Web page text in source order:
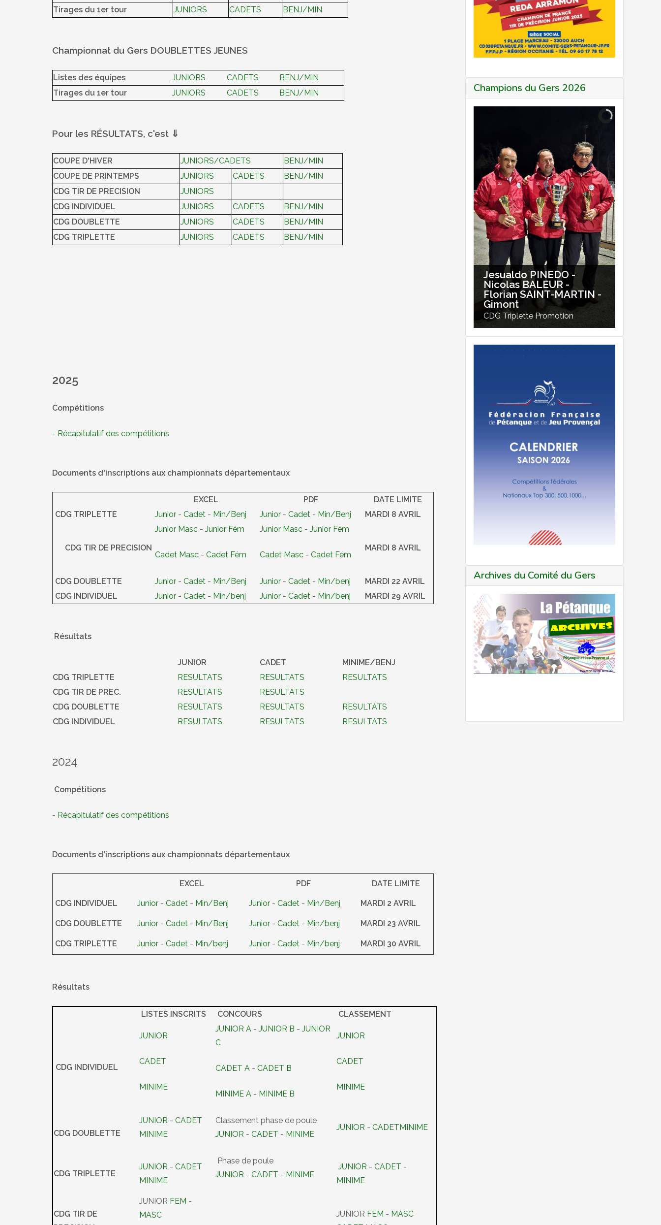
Champions du Gers 2026
Jesualdo PINEDO -
Nicolas BALEUR -
Florian SAINT-MARTIN -
Gimont
CDG Triplette Promotion
Archives du Comité du Gers
Tirages du 1er tour
JUNIORS CADETS BENJ/MIN
Championnat du Gers DOUBLETTES JEUNES
Listes des équipes JUNIORS CADETS
BENJ/MIN
Tirages du 1er tour
JUNIORS CADETS BENJ/MIN
Pour les RÉSULTATS, c'est ⇓
COUPE D'HIVER JUNIORS/CADETS
BENJ/MIN
COUPE DE PRINTEMPS
JUNIORS CADETS
BENJ/MIN
CDG TIR DE PRECISION
JUNIORS
CDG INDIVIDUEL
JUNIORS CADETS
BENJ/MIN
CDG DOUBLETTE
JUNIORS CADETS
BENJ/MIN
CDG TRIPLETTE
JUNIORS CADETS BENJ/MIN
2025
Compétitions
- Récapitulatif des compétitions
Documents d'inscriptions aux championnats départementaux
EXCEL PDF
DATE LIMITE
CDG TRIPLETTE
Junior - Cadet - Min/Benj Junior - Cadet - Min/Benj MARDI 8 AVRIL
CDG TIR DE PRECISION
Junior Masc - Junior Fém
Cadet Masc - Cadet Fém
Junior Masc - Junior Fém
Cadet Masc - Cadet Fém
MARDI 8 AVRIL
CDG DOUBLETTE Junior - Cadet - Min/Benj Junior - Cadet - Min/benj
MARDI 22 AVRIL
CDG INDIVIDUEL
Junior - Cadet - Min/benj Junior - Cadet - Min/benj MARDI 29 AVRIL
Résultats
JUNIOR CADET
MINIME/BENJ
CDG TRIPLETTE
RESULTATS RESULTATS
RESULTATS
CDG TIR DE PREC.
RESULTATS
RESULTATS
CDG DOUBLETTE
RESULTATS RESULTATS
RESULTATS
CDG INDIVIDUEL
RESULTATS RESULTATS RESULTATS
2024
Compétitions
- Récapitulatif des compétitions
Documents d'inscriptions aux championnats départementaux
EXCEL PDF DATE LIMITE
CDG INDIVIDUEL Junior - Cadet - Min/Benj Junior - Cadet - Min/Benj MARDI 2 AVRIL
CDG DOUBLETTE Junior - Cadet - Min/Benj Junior - Cadet - Min/benj MARDI 23 AVRIL
CDG TRIPLETTE Junior - Cadet - Min/benj Junior - Cadet - Min/benj MARDI 30 AVRIL
Résultats
LISTES INSCRITS CONCOURS CLASSEMENT
CDG INDIVIDUEL
JUNIOR
CADET
MINIME
JUNIOR A - JUNIOR B - JUNIOR
C
CADET A - CADET B
MINIME A - MINIME B
JUNIOR
CADET
MINIME
CDG DOUBLETTE
JUNIOR - CADET
MINIME
Classement phase de poule
JUNIOR - CADET - MINIME
JUNIOR - CADETMINIME
CDG TRIPLETTE
JUNIOR - CADET
MINIME
Phase de poule
JUNIOR - CADET - MINIME
JUNIOR - CADET -
MINIME
CDG TIR DE
JUNIOR FEM -
MASC
JUNIOR FEM - MASC